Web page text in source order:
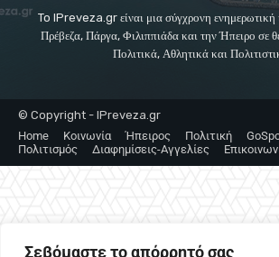
Σεβόμαστε το απόρρητό σας
To IPreveza.gr είναι μια σύγχρονη ενημερωτική
Πρέβεζα, Πάργα, Φιλιππιάδα και την Ήπειρο σε
Πολιτικά, Αθλητικά και
© Copyright - IPreveza.gr
Home
Κοινωνία Ήπειρος Πολιτική
Πολιτισμός
Διαφημίσεις-Αγγελίες